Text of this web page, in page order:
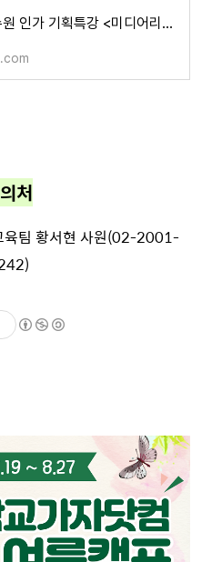
종합교육연수원 인가 기획특강 <미디어리터러시, 어떻게 가르쳐야 할까요?>
처
육팀 황서현 사원(02-2001-